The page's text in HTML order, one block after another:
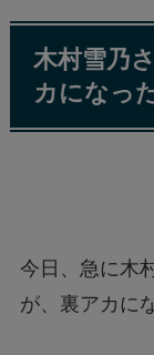
木村雪乃
カになっ
今日、急に木
が、裏アカに